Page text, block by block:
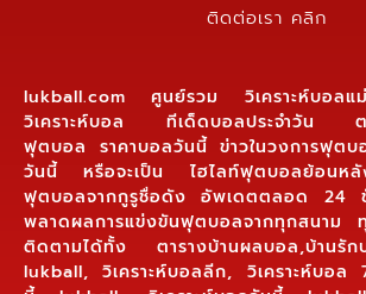
ติดต่อเรา คลิก
lukball.com ศูนย์รวม วิเคราะห์บอล
วิเคราะห์บอล ทีเด็ดบอลประจำวัน ต
ฟุตบอล ราคาบอลวันนี้ ข่าวในวงการฟุต
วันนี้ หรือจะเป็น ไฮไลท์ฟุตบอลย้อนห
ฟุตบอลจากกูรูชื่อดัง อัพเดตตลอด 24
พลาดผลการแข่งขันฟุตบอลจากทุกสนาม
ติดตามได้ทั้ง ตารางบ้านผลบอล,บ้านรั
lukball, วิเคราะห์บอลลีก, วิเคราะห์บอล